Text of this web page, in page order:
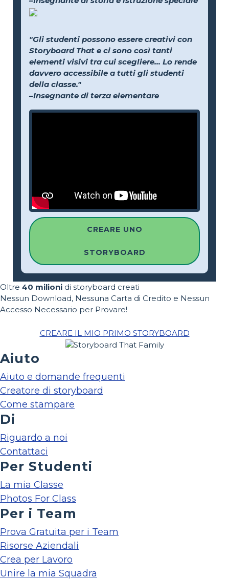
"Gli studenti possono essere creativi con
Storyboard That e ci sono così tanti
elementi visivi tra cui scegliere... Lo rende
davvero accessibile a tutti gli studenti
della classe."
–Insegnante di terza elementare
CREARE UNO
STORYBOARD
Oltre 40 milioni di storyboard creati
Nessun Download, Nessuna Carta di Credito e Nessun
Accesso Necessario per Provare!
CREARE IL MIO PRIMO STORYBOARD
Aiuto
Aiuto e domande frequenti
Creatore di storyboard
Come stampare
Di
Riguardo a noi
Contattaci
Per Studenti
La mia Classe
Photos For Class
Per i Team
Prova Gratuita per i Team
Risorse Aziendali
Crea per Lavoro
Unire la mia Squadra